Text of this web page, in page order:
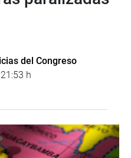
del Congreso
h